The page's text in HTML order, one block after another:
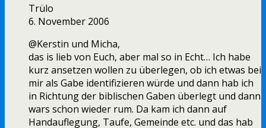
Trülo
6. November 2006
@Kerstin und Micha,
das is lieb von Euch, aber mal so in Echt… Ich habe
kurz ansetzen wollen zu überlegen, ob ich etwas bei
mir als Gabe identifizieren würde und dann hab ich
in Richtung der biblischen Gaben überlegt und dann
wars schon wieder rum. Da kam ich dann auf
Handauflegung, Taufe, Gemeinde etc. und das hab